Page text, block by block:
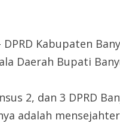
DPRD Kabupaten
Daerah Bupati
2, dan 3 DPRD
adalah